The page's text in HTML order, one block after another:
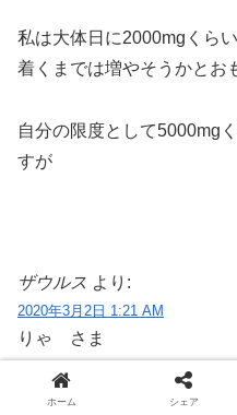
私は大体日に2000mgくら
着くまでは増やそうかとお
自分の限度として5000mg
すが
ザウルス より:
2020年3月2日 1:21 AM
りゃ さま
お久しぶりです。
ホーム シェア